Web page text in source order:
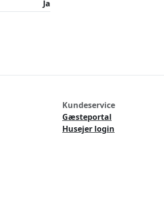
Ja
Kundeservice
Gæsteportal
Husejer login